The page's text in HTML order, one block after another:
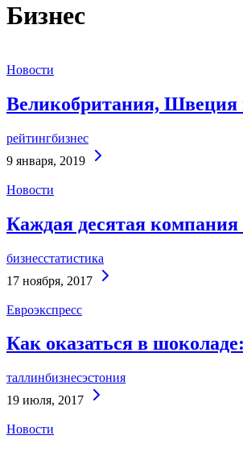
Бизнес
Новости
Великобритания, Швеция
рейтингбизнес
9 января, 2019
Новости
Каждая десятая
бизнесстатистика
17 ноября, 2017
Евроэкспресс
Как оказаться в
таллинбизнесэстония
19 июля, 2017
Новости